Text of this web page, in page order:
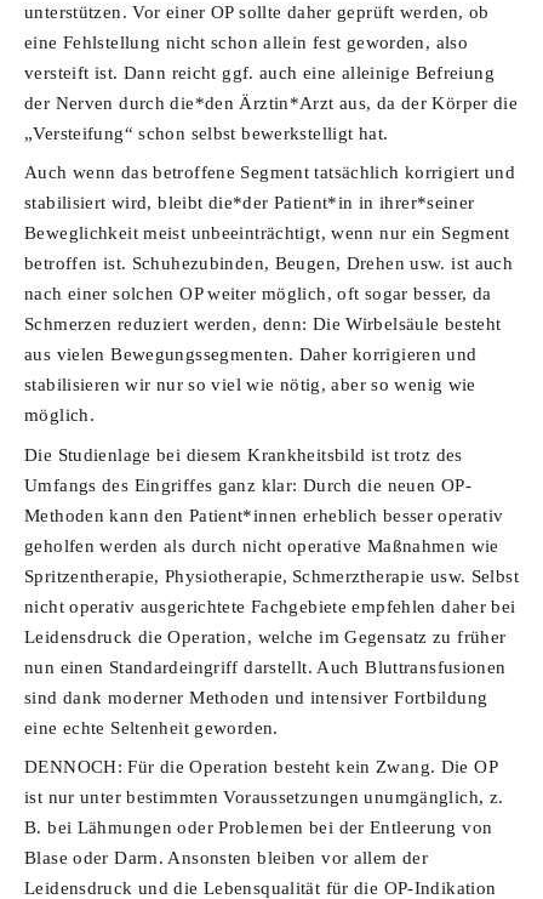
unterstützen. Vor einer OP sollte daher geprüft werden, ob
eine Fehlstellung nicht schon allein fest geworden, also
versteift ist. Dann reicht ggf. auch eine alleinige Befreiung
der Nerven durch die*den Ärztin*Arzt aus, da der Körper die
„Versteifung“ schon selbst bewerkstelligt hat.
Auch wenn das betroffene Segment tatsächlich korrigiert und
stabilisiert wird, bleibt die*der Patient*in in ihrer*seiner
Beweglichkeit meist unbeeinträchtigt, wenn nur ein Segment
betroffen ist. Schuhezubinden, Beugen, Drehen usw. ist auch
nach einer solchen OP weiter möglich, oft sogar besser, da
Schmerzen reduziert werden, denn: Die Wirbelsäule besteht
aus vielen Bewegungssegmenten. Daher korrigieren und
stabilisieren wir nur so viel wie nötig, aber so wenig wie
möglich.
Die Studienlage bei diesem Krankheitsbild ist trotz des
Umfangs des Eingriffes ganz klar: Durch die neuen OP-
Methoden kann den Patient*innen erheblich besser operativ
geholfen werden als durch nicht operative Maßnahmen wie
Spritzentherapie, Physiotherapie, Schmerztherapie usw. Selbst
nicht operativ ausgerichtete Fachgebiete empfehlen daher bei
Leidensdruck die Operation, welche im Gegensatz zu früher
nun einen Standardeingriff darstellt. Auch Bluttransfusionen
sind dank moderner Methoden und intensiver Fortbildung
eine echte Seltenheit geworden.
DENNOCH: Für die Operation besteht kein Zwang. Die OP
ist nur unter bestimmten Voraussetzungen unumgänglich, z.
B. bei Lähmungen oder Problemen bei der Entleerung von
Blase oder Darm. Ansonsten bleiben vor allem der
Leidensdruck und die Lebensqualität für die OP-Indikation